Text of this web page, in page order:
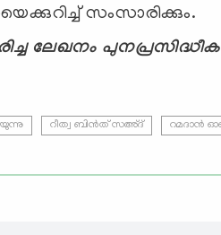
സംസാരിക്കും.
ലേഖനം
റീത്വ ബിന്‍ത് സഅ്ദ് റമദാന്‍